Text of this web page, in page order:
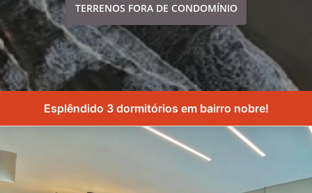
TERRENOS FORA DE CONDOMÍNIO
Esplêndido 3 dormitórios em bairro nobre!